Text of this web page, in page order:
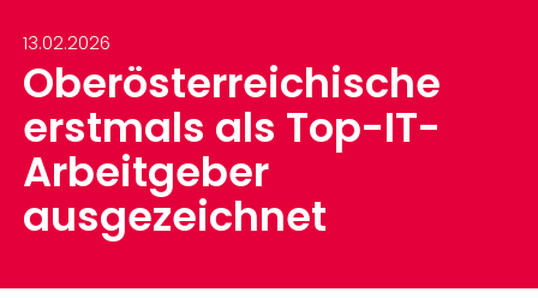
13.02.2026
Oberösterreichische
erstmals als Top-IT-
Arbeitgeber
ausgezeichnet